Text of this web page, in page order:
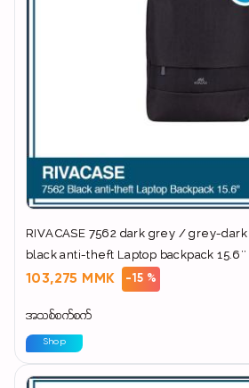
RIVACASE 7562 dark grey / grey-
black anti-theft Laptop backpack 15.6''
103,275 MMK -15 %
အသစ်စက်စက်
Shop